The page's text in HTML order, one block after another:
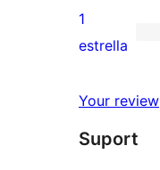
3
estrelles
valoracions
de
estrelles
0
de
estrelles
1
estrella
Your review
Suport